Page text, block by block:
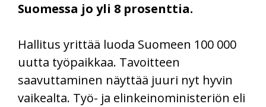
Suomessa jo yli 8 prosenttia.
Hallitus yrittää luoda Suomeen 100 000
uutta työpaikkaa. Tavoitteen
saavuttaminen näyttää juuri nyt hyvin
vaikealta. Työ- ja elinkeinoministeriön eli